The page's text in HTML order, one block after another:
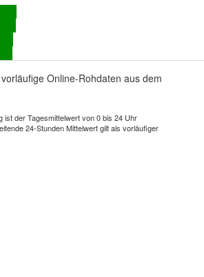
Online-Rohdaten aus dem
ist der Tagesmittelwert von 0 bis 24 Uhr
24-Stunden Mittelwert gilt als vorläufiger